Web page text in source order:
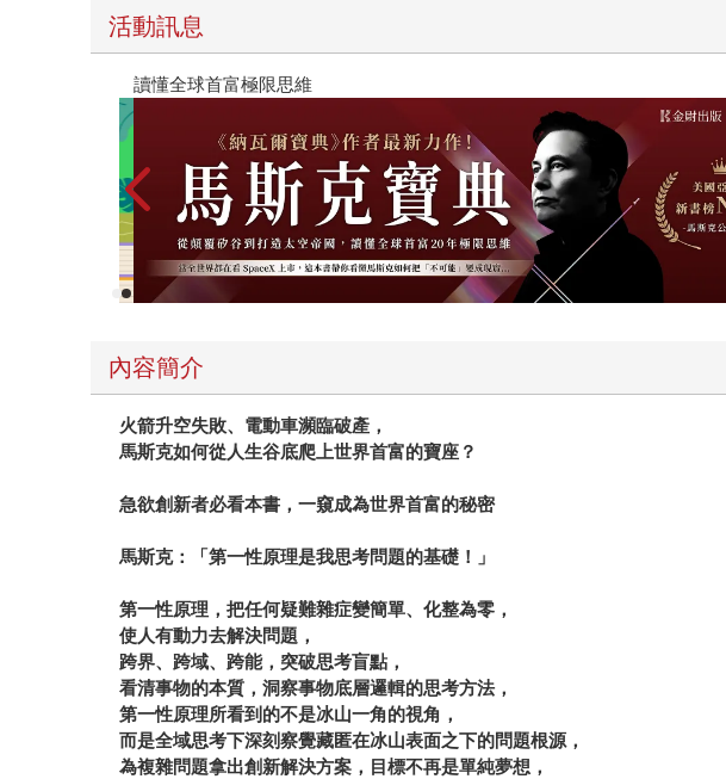
活動訊息
讀懂全球首富極限思維
內容簡介
火箭升空失敗、電動車瀕臨破產，
馬斯克如何從人生谷底爬上世界首富的寶座？
急欲創新者必看本書，一窺成為世界首富的秘密
馬斯克：「第一性原理是我思考問題的基礎！」
第一性原理，把任何疑難雜症變簡單、化整為零，
使人有動力去解決問題，
跨界、跨域、跨能，突破思考盲點，
看清事物的本質，洞察事物底層邏輯的思考方法，
第一性原理所看到的不是冰山一角的視角，
而是全域思考下深刻察覺藏匿在冰山表面之下的問題根源，
為複雜問題拿出創新解決方案，目標不再是單純夢想，